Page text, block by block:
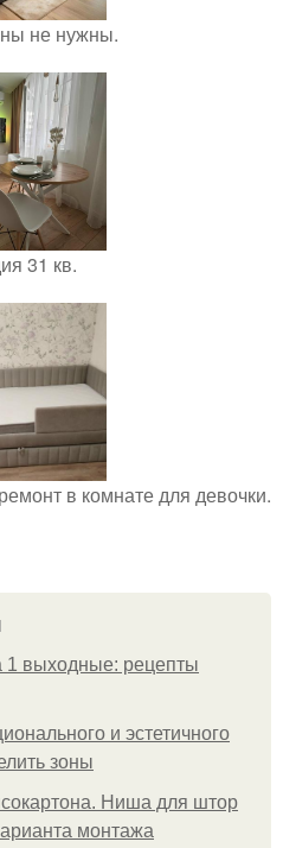
не нужны.
31 кв.
в комнате для девочки.
1 выходные: рецепты
и эстетичного
зоны
Ниша для штор
монтажа